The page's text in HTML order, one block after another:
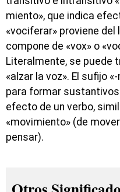
miento», que indica
«vociferar» proviene del
compone de «vox» o
Literalmente, se puede
«alzar la voz». El sufijo
para formar sustantivos
efecto de un verbo,
«movimiento» (de
pensar).